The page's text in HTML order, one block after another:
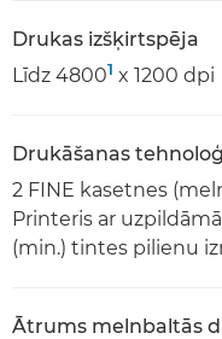
Drukas izšķirtspēja
Līdz 48001 x 1200 dpi
Drukāšanas
2 FINE kasetnes
Printeris ar
(min.) tintes pilienu
Ātrums melnbaltās